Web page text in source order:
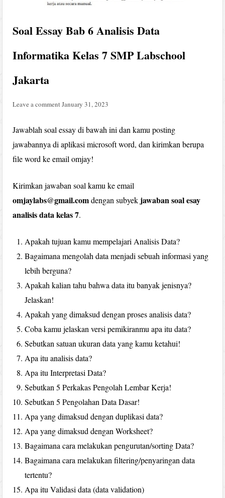
Soal Essay Bab 6 Analisis Data
Informatika Kelas 7 SMP Labschool
Jakarta
Leave a commentJanuary 31, 2023
Jawablah soal essay di bawah ini dan kamu posting
jawabannya di aplikasi microsoft word, dan kirimkan berupa
file word ke email omjay!
Kirimkan jawaban soal kamu ke email
omjaylabs@gmail.comdengan subyek jawaban soal esay
analisis data kelas 7.
Apakah tujuan kamu mempelajari Analisis Data?
Bagaimana mengolah data menjadi sebuah informasi yang
lebih berguna?
Apakah kalian tahu bahwa data itu banyak jenisnya?
Jelaskan!
Apakah yang dimaksud dengan proses analisis data?
Coba kamu jelaskan versi pemikiranmu apa itu data?
Sebutkan satuan ukuran data yang kamu ketahui!
Apa itu analisis data?
Apa itu Interpretasi Data?
Sebutkan 5 Perkakas Pengolah Lembar Kerja!
Sebutkan 5 Pengolahan Data Dasar!
Apa yang dimaksud dengan duplikasi data?
Apa yang dimaksud dengan Worksheet?
Bagaimana cara melakukan pengurutan/sorting Data?
Bagaimana cara melakukan filtering/penyaringan data
tertentu?
Apa itu Validasi data (data validation)